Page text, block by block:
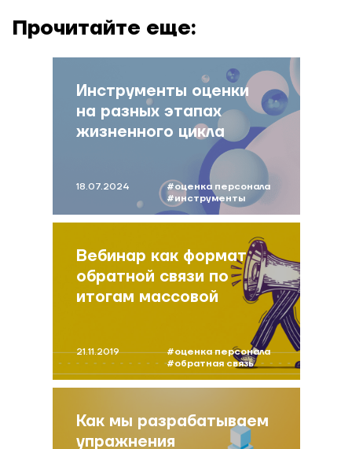
Прочитайте еще:
Инструменты оценки
на разных этапах
жизненного цикла
18.07.2024
#оценка персонала
#инструменты
оценки
#маслюкова
Вебинар как формат
обратной связи по
итогам массовой
21.11.2019
#оценка персонала
#обратная связь
#сумина
Как мы разрабатываем
упражнения